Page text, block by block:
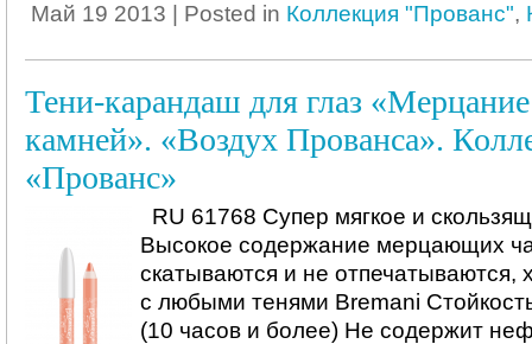
Май 19 2013 | Posted in Коллекция "Прованс",
Тени-карандаш для глаз
камней». «Воздух Прованса».
«Прованс»
RU 61768 Супер мягкое и
Высокое содержание мерцающих
скатываются и не
с любыми тенями Bremani
(10 часов и более) Не содержит